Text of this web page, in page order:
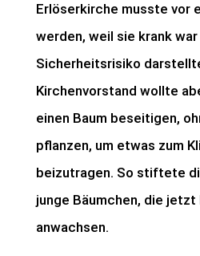
Erlöserkirche musste vor
werden, weil sie krank war
Sicherheitsrisiko
Kirchenvorstand wollte
einen Baum beseitigen,
pflanzen, um etwas zum
beizutragen. So stiftete
junge Bäumchen, die
anwachsen.